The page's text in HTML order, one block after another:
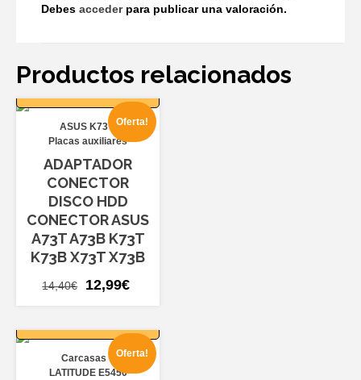
Debes accederpara publicar una valoración.
Productos relacionados
AÑADIR AL
Oferta!
ASUS K73
Placas auxiliares
ADAPTADOR
CONECTOR
DISCO HDD
CONECTOR ASUS
A73T A73B K73T
K73B X73T X73B
14,40€
El
era:
14,40€.
12,99€
es:
12,99€.
Oferta!
Carcasas
LATITUDE E5450